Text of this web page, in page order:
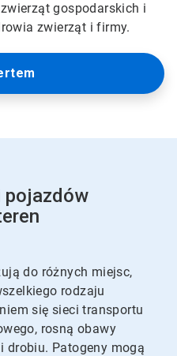
gospodarskich i
zwierząt i firmy.
pojazdów
do różnych miejsc,
rodzaju
się sieci transportu
rosną obawy
drobiu. Patogeny mogą